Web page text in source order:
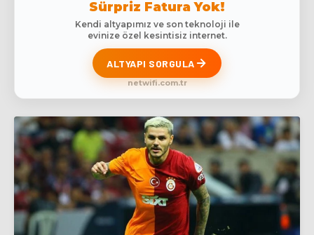
Sürpriz Fatura Yok!
Kendi altyapımız ve son teknoloji ile
evinize özel kesintisiz internet.
ALTYAPI SORGULA
netwifi.com.tr